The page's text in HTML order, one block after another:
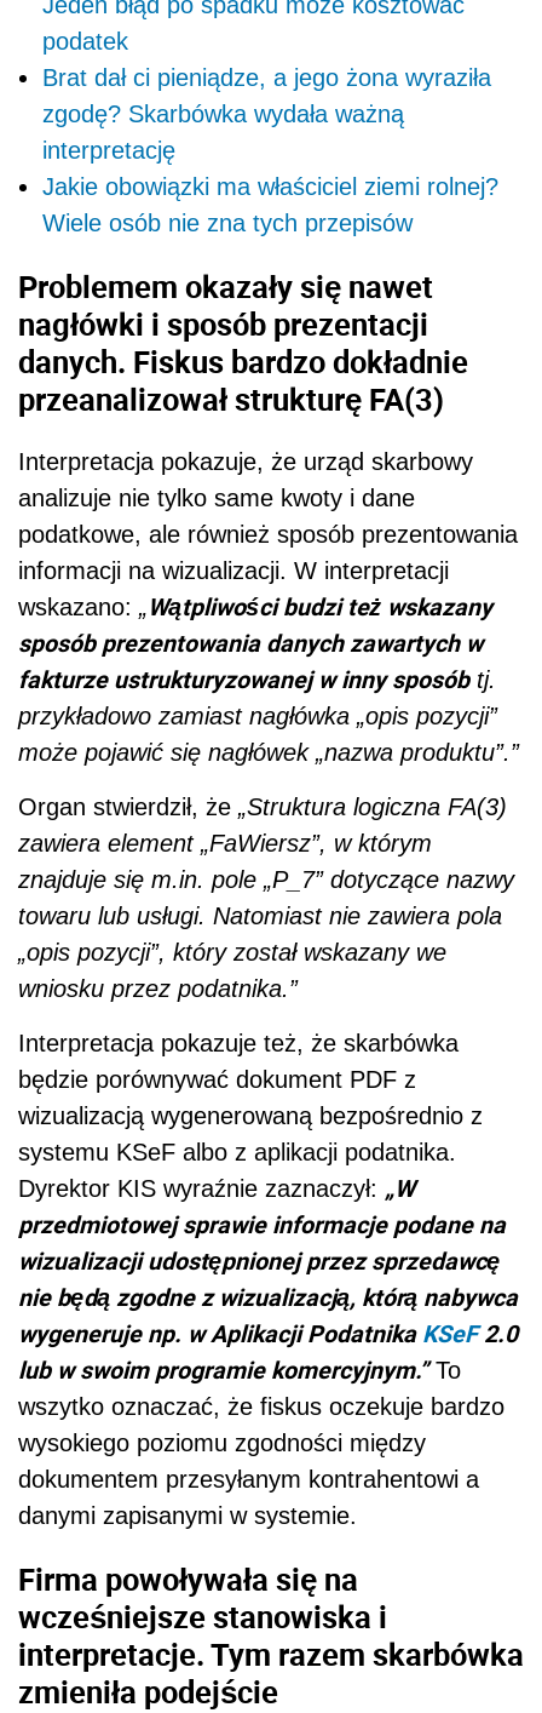
podatek
Brat dał ci pieniądze, a jego żona wyraziła
zgodę? Skarbówka wydała ważną
interpretację
Jakie obowiązki ma właściciel ziemi rolnej?
Wiele osób nie zna tych przepisów
Problemem okazały się nawet
nagłówki i sposób prezentacji
danych. Fiskus bardzo dokładnie
przeanalizował strukturę FA(3)
Interpretacja pokazuje, że urząd skarbowy
analizuje nie tylko same kwoty i dane
podatkowe, ale również sposób prezentowania
informacji na wizualizacji. W interpretacji
wskazano: „Wątpliwości budzi też wskazany
sposób prezentowania danych zawartych w
fakturze ustrukturyzowanej w inny sposóbtj.
przykładowo zamiast nagłówka „opis pozycji”
może pojawić się nagłówek „nazwa produktu”.”
Organ stwierdził, że „Struktura logiczna FA(3)
zawiera element „FaWiersz”, w którym
znajduje się m.in. pole „P_7” dotyczące nazwy
towaru lub usługi. Natomiast nie zawiera pola
„opis pozycji”, który został wskazany we
wniosku przez podatnika.”
Interpretacja pokazuje też, że skarbówka
będzie porównywać dokument PDF z
wizualizacją wygenerowaną bezpośrednio z
systemu KSeF albo z aplikacji podatnika.
Dyrektor KIS wyraźnie zaznaczył: „W
przedmiotowej sprawie informacje podane na
wizualizacji udostępnionej przez sprzedawcę
nie będą zgodne z wizualizacją, którą nabywca
wygeneruje np. w Aplikacji PodatnikaKSeF2.0
lub w swoim programie komercyjnym.” To
wszytko oznaczać, że fiskus oczekuje bardzo
wysokiego poziomu zgodności między
dokumentem przesyłanym kontrahentowi a
danymi zapisanymi w systemie.
Firma powoływała się na
wcześniejsze stanowiska i
interpretacje. Tym razem skarbówka
zmieniła podejście